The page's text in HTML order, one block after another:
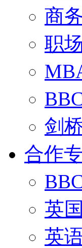
商
职
剑
合作
英
英